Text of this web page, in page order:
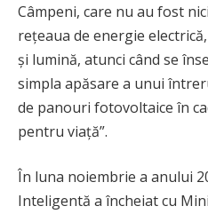
Câmpeni, care nu au fost
rețeaua de energie
și lumină, atunci când se
simpla apăsare a unui
de panouri fotovoltaice în
pentru viață”.
În luna noiembrie a anului
Inteligentă a încheiat cu